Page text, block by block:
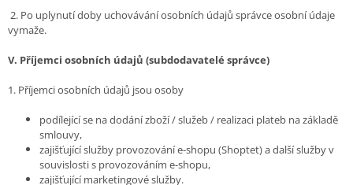
2. Po uplynutí doby uchovávání osobních údajů správce osobní údaje
vymaže.
V. Příjemci osobních údajů (subdodavatelé správce)
1. Příjemci osobních údajů jsou osoby
podílející se na dodání zboží / služeb / realizaci plateb na základě
smlouvy,
zajišťující služby provozování e-shopu (Shoptet) a další služby v
souvislosti s provozováním e-shopu,
zajišťující marketingové služby.